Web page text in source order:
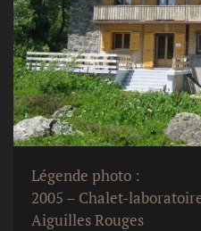
Légende photo :
2005 – Chalet-
Aiguilles Rouges